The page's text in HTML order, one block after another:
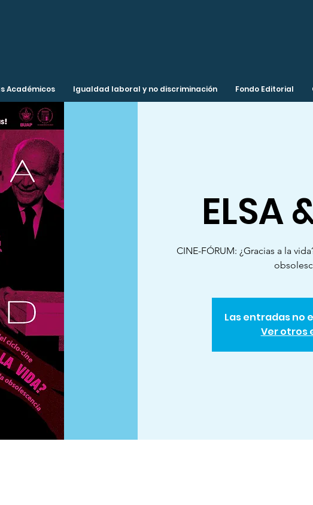
Académicos Igualdad laboral y no discriminación Fondo Editorial
ELSA
CINE-FÓRUM: ¿Gracias a la
Las entradas no
Ver otros